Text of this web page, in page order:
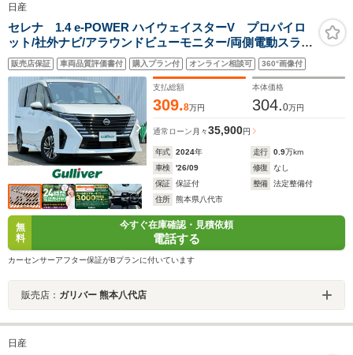
日産
セレナ 1.4 e-POWER ハイウェイスターV プロパイロ
ット/社外ナビ/アラウンドビューモニター/両側電動スライ
ド/ハンズフリー開閉/追従クルーズコントロール/LEDオー
トライト/デジタルインナーミラー/ETC/16AW/禁煙車
販売店保証 車両品質評価書付 購入プラン付 オンライン相談可 360°画像付
支払総額
309.8万円
本体価格
304.0万円
通常ローン 月々35,900円
年式 2024年 走行 0.9万km
車検
'26/09 修復
なし
保証
保証付 整備
法定整備付
住所
熊本県八代市
無
料
今すぐ在庫確認・見積依頼
電話する
カーセンサーアフター保証がBプランに付いています
販売店： ガリバー 熊本八代店
日産